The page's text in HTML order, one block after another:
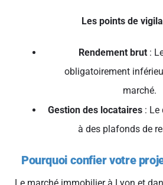
Les points de
Rendement brut:
obligatoirement
marché.
Gestion des locataires: Le
à des plafonds de
Pourquoi confier votre